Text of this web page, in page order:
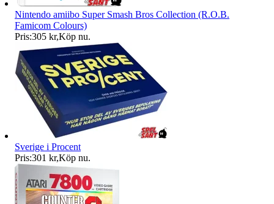
Nintendo amiibo Super Smash Bros Collection (R.O.B.
Famicom Colours)
Pris:305 kr,Köp nu.
Sverige i Procent
Pris:301 kr,Köp nu.